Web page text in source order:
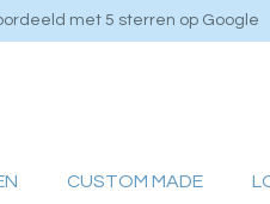
met 5 sterren op Google
CUSTOM MADE